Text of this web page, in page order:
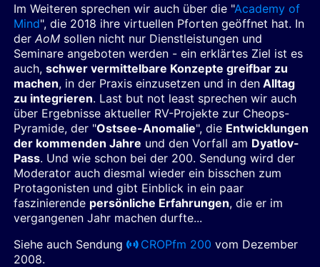
Im Weiteren sprechen wir auch über die "Academy of
Mind", die 2018 ihre virtuellen Pforten geöffnet hat. In
der AoM sollen nicht nur Dienstleistungen und
Seminare angeboten werden - ein erklärtes Ziel ist es
auch, schwer vermittelbare Konzepte greifbar zu
machen, in der Praxis einzusetzen und in den Alltag
zu integrieren. Last but not least sprechen wir auch
über Ergebnisse aktueller RV-Projekte zur Cheops-
Pyramide, der "Ostsee-Anomalie", die Entwicklungen
der kommenden Jahre und den Vorfall am Dyatlov-
Pass. Und wie schon bei der 200. Sendung wird der
Moderator auch diesmal wieder ein bisschen zum
Protagonisten und gibt Einblick in ein paar
faszinierende persönliche Erfahrungen, die er im
vergangenen Jahr machen durfte...
Siehe auch Sendung
CROPfm 200 vom Dezember
2008.